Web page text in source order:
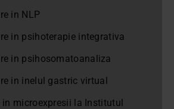
in NLP
in psihoterapie integrativa
in psihosomatoanaliza
in inelul gastric virtual
in microexpresii la Institutul